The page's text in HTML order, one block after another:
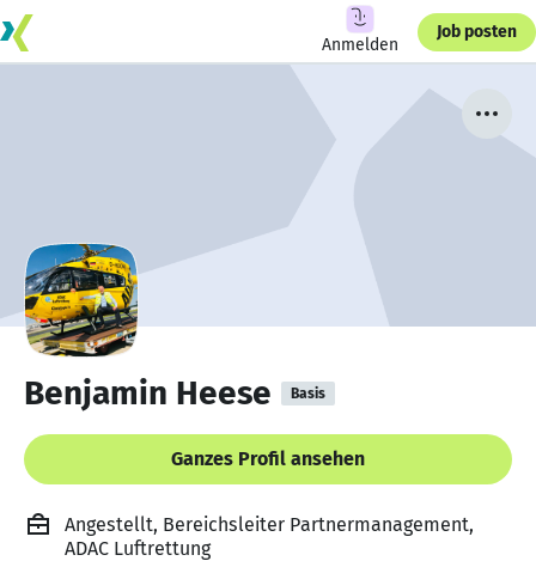
Anmelden
Job posten
Benjamin Heese Basis
Ganzes Profil ansehen
Angestellt, Bereichsleiter Partnermanagement,
ADAC Luftrettung